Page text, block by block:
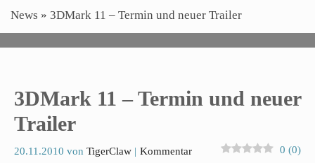
News » 3DMark 11 – Termin und neuer Trailer
3DMark 11 – Termin und neuer
Trailer
20.11.2010 von TigerClaw 0 (0)
Kommentar